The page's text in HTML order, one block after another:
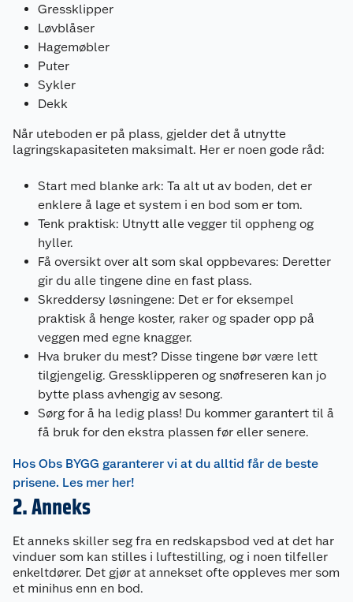
Gressklipper
Løvblåser
Hagemøbler
Puter
Sykler
Dekk
Når uteboden er på plass, gjelder det å utnytte
lagringskapasiteten maksimalt. Her er noen gode råd:
Start med blanke ark: Ta alt ut av boden, det er
enklere å lage et system i en bod som er tom.
Tenk praktisk: Utnytt alle vegger til oppheng og
hyller.
Få oversikt over alt som skal oppbevares: Deretter
gir du alle tingene dine en fast plass.
Skreddersy løsningene: Det er for eksempel
praktisk å henge koster, raker og spader opp på
veggen med egne knagger.
Hva bruker du mest? Disse tingene bør være lett
tilgjengelig. Gressklipperen og snøfreseren kan jo
bytte plass avhengig av sesong.
Sørg for å ha ledig plass! Du kommer garantert til å
få bruk for den ekstra plassen før eller senere.
Hos Obs BYGG garanterer vi at du alltid får de beste
prisene. Les mer her!
2. Anneks
Et anneks skiller seg fra en redskapsbod ved at det har
vinduer som kan stilles i luftestilling, og i noen tilfeller
enkeltdører. Det gjør at annekset ofte oppleves mer som
et minihus enn en bod.